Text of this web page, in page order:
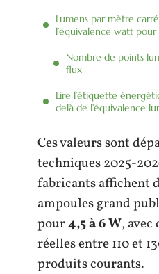
Lumens par mètre
l’équivalence watt
Nombre de points
flux
Lire l’étiquette
delà de l’équivalence
Ces valeurs sont
techniques 2025-
fabricants affichent
ampoules grand
pour4,5 à 6 W, avec
réelles entre 110 et
produits courants.